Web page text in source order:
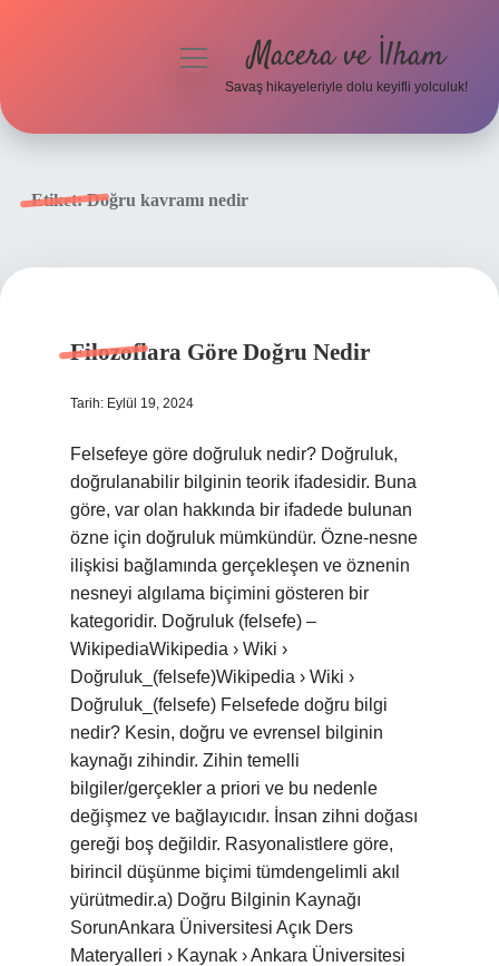
menüyüMacera ve İlham
Savaş hikayeleriyle dolu keyifli yolculuk!
Etiket:Doğru kavramı nedir
Filozoflara Göre Doğru Nedir
Tarih: Eylül 19, 2024
Felsefeye göre doğruluk nedir? Doğruluk,
doğrulanabilir bilginin teorik ifadesidir. Buna
göre, var olan hakkında bir ifadede bulunan
özne için doğruluk mümkündür. Özne-nesne
ilişkisi bağlamında gerçekleşen ve öznenin
nesneyi algılama biçimini gösteren bir
kategoridir. Doğruluk (felsefe) –
WikipediaWikipedia › Wiki ›
Doğruluk_(felsefe)Wikipedia › Wiki ›
Doğruluk_(felsefe) Felsefede doğru bilgi
nedir? Kesin, doğru ve evrensel bilginin
kaynağı zihindir. Zihin temelli
bilgiler/gerçekler a priori ve bu nedenle
değişmez ve bağlayıcıdır. İnsan zihni doğası
gereği boş değildir. Rasyonalistlere göre,
birincil düşünme biçimi tümdengelimli akıl
yürütmedir.a) Doğru Bilginin Kaynağı
SorunAnkara Üniversitesi Açık Ders
Materyalleri › Kaynak › Ankara Üniversitesi